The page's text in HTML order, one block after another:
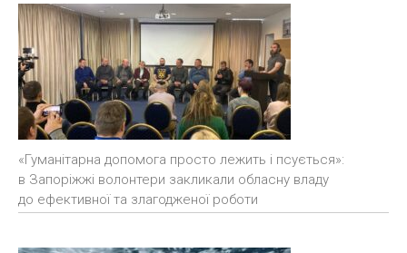
«Гуманітарна допомога просто лежить і псується»:
в Запоріжжі волонтери закликали обласну владу
до ефективної та злагодженої роботи